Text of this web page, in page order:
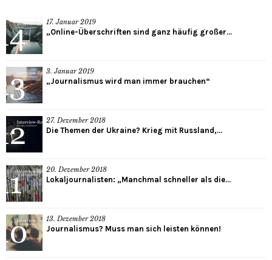
17. Januar 2019
„Online-Überschriften sind ganz häufig großer...
3. Januar 2019
„Journalismus wird man immer brauchen“
27. Dezember 2018
Die Themen der Ukraine? Krieg mit Russland,...
20. Dezember 2018
Lokaljournalisten: „Manchmal schneller als die...
13. Dezember 2018
Journalismus? Muss man sich leisten können!